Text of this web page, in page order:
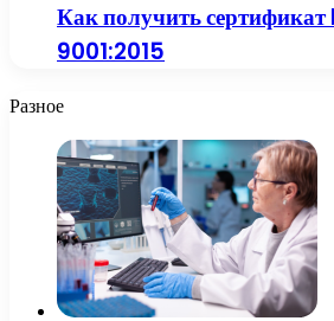
Как получить
9001:2015
Разное